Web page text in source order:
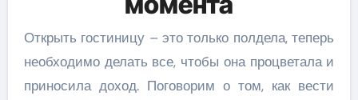
Открыть гостиницу – это только полдела, теперь
необходимо делать все, чтобы она процветала и
приносила доход. Поговорим о том, как вести